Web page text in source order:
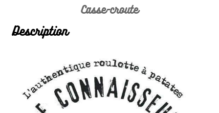
Casse-croute
Description